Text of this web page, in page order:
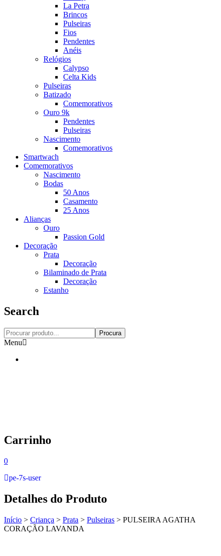
La Petra
Brincos
Pulseiras
Fios
Pendentes
Anéis
Relógios
Calypso
Celta Kids
Pulseiras
Batizado
Comemorativos
Ouro 9k
Pendentes
Pulseiras
Nascimento
Comemorativos
Smartwach
Comemorativos
Nascimento
Bodas
50 Anos
Casamento
25 Anos
Alianças
Ouro
Passion Gold
Decoração
Prata
Decoração
Bilaminado de Prata
Decoração
Estanho
Search
Procura
Menu
Carrinho
0
pe-7s-user
Detalhes do Produto
Início > Criança > Prata > Pulseiras > PULSEIRA AGATHA
CORAÇÃO LAVANDA